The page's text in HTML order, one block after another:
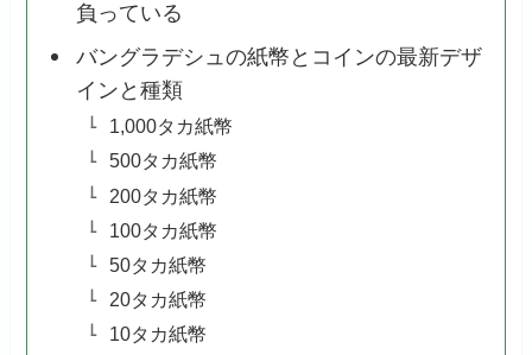
負っている
バングラデシュの紙幣とコインの最新デザ
インと種類
1,000タカ紙幣
500タカ紙幣
200タカ紙幣
100タカ紙幣
50タカ紙幣
20タカ紙幣
10タカ紙幣